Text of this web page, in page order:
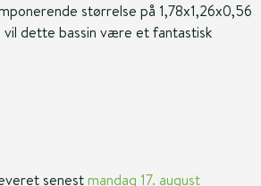
størrelse på 1,78x1,26x0,56
dette bassin være et fantastisk
senestmandag 17. august